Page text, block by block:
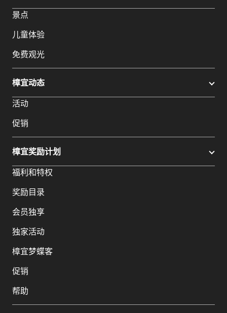
景点
儿童体验
免费观光
樟宜动态
活动
促销
樟宜奖励计划
福利和特权
奖励目录
会员独享
独家活动
樟宜梦蝶客
促销
帮助